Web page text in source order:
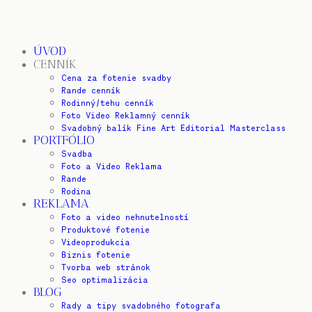
ÚVOD
CENNÍK
Cena za fotenie svadby
Rande cenník
Rodinný/tehu cenník
Foto Video Reklamný cenník
Svadobný balík Fine Art Editorial Masterclass
PORTFÓLIO
Svadba
Foto a Video Reklama
Rande
Rodina
REKLAMA
Foto a video nehnutelností
Produktové fotenie
Videoprodukcia
Biznis fotenie
Tvorba web stránok
Seo optimalizácia
BLOG
Rady a tipy svadobného fotografa